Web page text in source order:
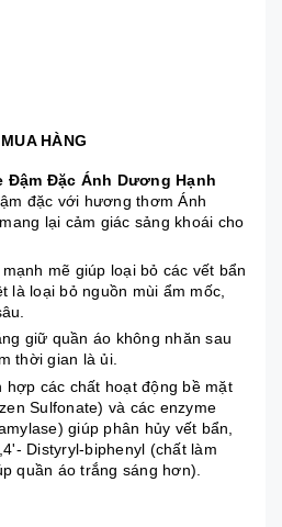
HÀNG
Đậm Đặc Ánh Dương Hạnh
đặc với hương thơm Ánh
lại cảm giác sảng khoái cho
mẽ giúp loại bỏ các vết bẩn
là loại bỏ nguồn mùi ẩm mốc,
giữ quần áo không nhăn sau
thời gian là ủi.
hợp các chất hoạt động bề mặt
Sulfonate) và các enzyme
giúp phân hủy vết bẩn,
Distyryl-biphenyl (chất làm
quần áo trắng sáng hơn).